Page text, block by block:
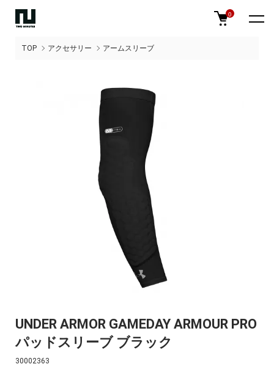
0
TOP アクセサリー アームスリーブ
UNDER ARMOR GAMEDAY ARMOUR PRO
パッドスリーブ ブラック
30002363